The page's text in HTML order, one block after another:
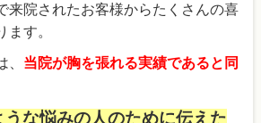
来院されたお客様からたくさんの喜
ます。
当院が胸を張れる実績であると同
うな悩みの人のために伝えた